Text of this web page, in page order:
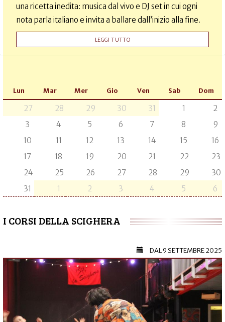
una ricetta inedita: musica dal vivo e DJ set in cui ogni
nota parla italiano e invita a ballare dall’inizio alla fine.
LEGGI TUTTO
Lun Mar Mer Gio Ven Sab Dom
27 28 29 30 31 1
2
3
4 5 6 7 8
9
10
11 12 13 14 15
16
17
18 19 20 21 22
23
24
25 26 27 28 29
30
31
1 2 3 4 5 6
I CORSI DELLA SCIGHERA
DAL9 SETTEMBRE 2025